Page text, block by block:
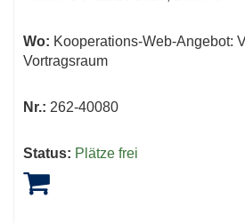
Wo: Kooperations-Web-Angebot:
Vortragsraum
Nr.: 262-40080
Status: Plätze frei